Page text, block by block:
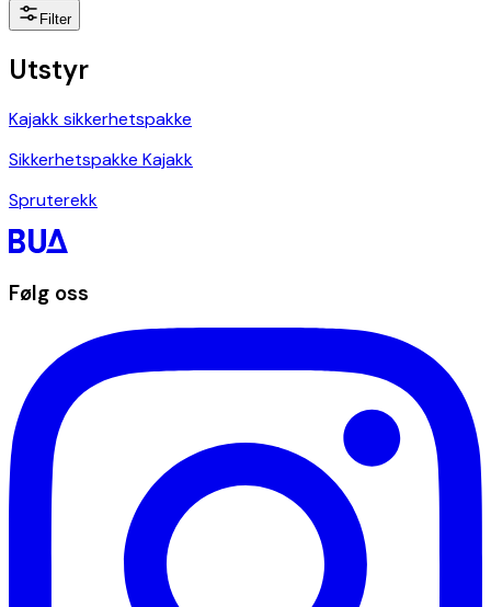
Filter
Utstyr
Kajakk sikkerhetspakke
Sikkerhetspakke Kajakk
Spruterekk
Følg oss